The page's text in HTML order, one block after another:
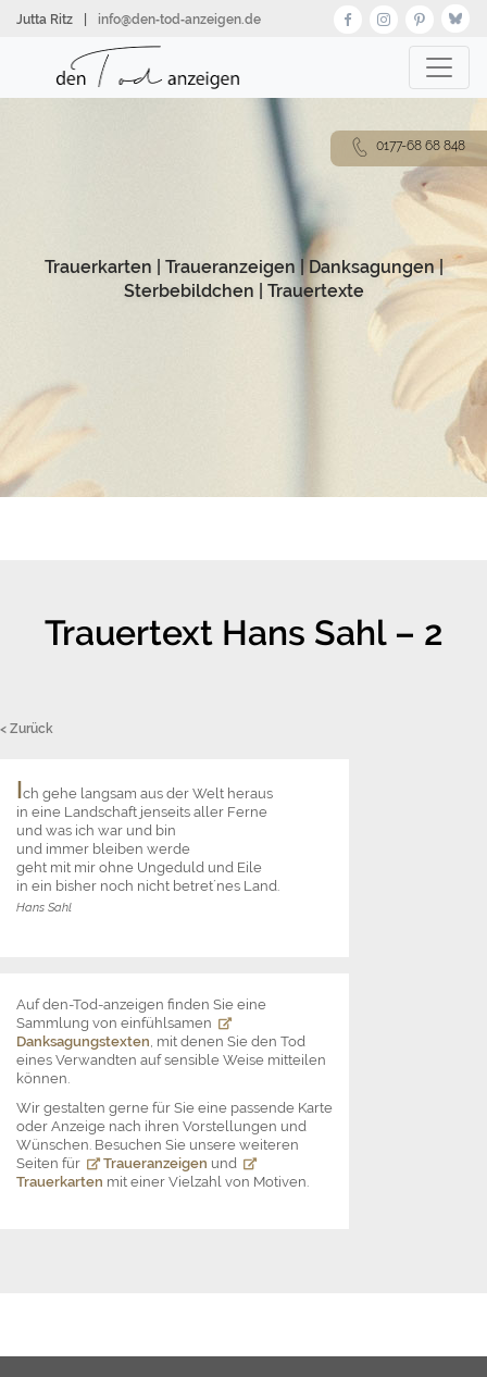
zumJutta Ritz info@den‑tod‑anzeigen.de
Trauerkarten Traueranzeigen |Danksagungen|
Sterbebildchen
Trauertexte
Trauertext Hans Sahl – 2
< Zurück
Ich gehe langsam aus der Welt heraus
in eine Landschaft jenseits aller Ferne
und was ich war und bin
und immer bleiben werde
geht mit mir ohne Ungeduld und Eile
in ein bisher noch nicht betret´nes Land.
Hans Sahl
Auf den-Tod-anzeigen finden Sie eine
Sammlung von einfühlsamen
Danksagungstexten, mit denen Sie den Tod
eines Verwandten auf sensible Weise mitteilen
können.
Wir gestalten gerne für Sie eine passende Karte
oder Anzeige nach ihren Vorstellungen und
Wünschen. Besuchen Sie unsere weiteren
Seiten für
Traueranzeigen und
Trauerkarten mit einer Vielzahl von Motiven.
0177-68 68 848